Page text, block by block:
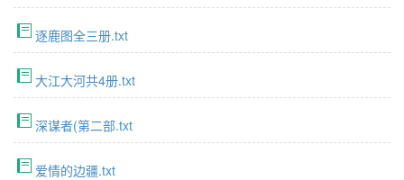
逐鹿图全三册.txt
大江大河共4册.txt
深谋者(第二部.txt
爱情的边疆.txt